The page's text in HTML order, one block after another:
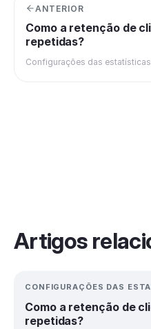
ANTERIOR
Como a retenção de
repetidas?
Configurações das estatísticas
Artigos
CONFIGURAÇÕES DAS
Como a retenção de
repetidas?